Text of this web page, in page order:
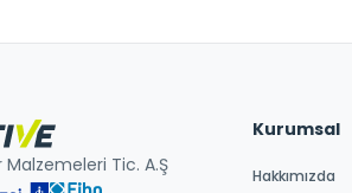
Tic. A.Ş
Kurumsal
Hakkımızda